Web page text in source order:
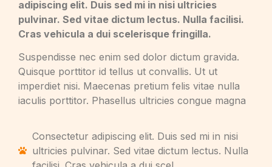
adipiscing elit. Duis sed mi in nisi ultricies
pulvinar. Sed vitae dictum lectus. Nulla facilisi.
Cras vehicula a dui scelerisque fringilla.
Suspendisse nec enim sed dolor dictum gravida.
Quisque porttitor id tellus ut convallis. Ut ut
imperdiet nisi. Maecenas pretium felis vitae nulla
iaculis porttitor. Phasellus ultricies congue magna
Consectetur adipiscing elit. Duis sed mi in nisi
ultricies pulvinar. Sed vitae dictum lectus. Nulla